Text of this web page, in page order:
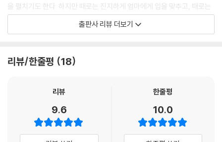
을 펼치기도 한다. 하지만 때로는 진지하게 엄마에게 입을 맞추고, 때로는
사뭇 심각한 표정으로 역사유적을 관람한다.
도 300여 장인데, 그림 같은 천혜의 자연과 수천 년 역사가 담긴 문화 유
마·아빠에게만 지어주는 미소는 덤이다.
코로나19 여파로 여유를 잊은 지금, 우리에게는 휴식이 필요하다. 이 책에
담긴 삼둥이와 유럽의 풍경이, 잠시나마 한숨 돌리는 기회가 되었으면 한
다고 저자는 말한다. 이 책에는 저자가 카메라 렌즈를 통해 바라본 삼둥이
출판사 리뷰 더보기
리뷰/한줄평 18
리뷰
9.6
한줄평
10.0